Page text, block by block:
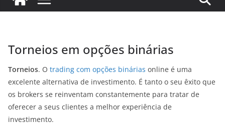
Torneios em opções binárias
Torneios. O trading com opções binárias online é uma
excelente alternativa de investimento. É tanto o seu êxito que
os brokers se reinventam constantemente para tratar de
oferecer a seus clientes a melhor experiência de
investimento.